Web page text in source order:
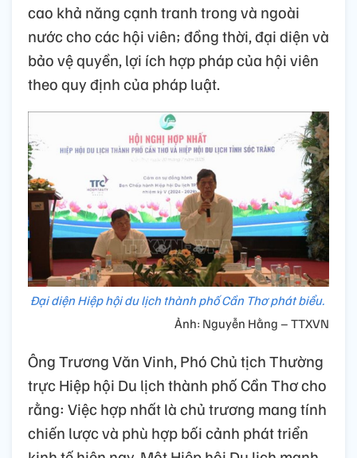
cao khả năng cạnh tranh trong và ngoài
nước cho các hội viên; đồng thời, đại diện và
bảo vệ quyền, lợi ích hợp pháp của hội viên
theo quy định của pháp luật.
Đại diện Hiệp hội du lịch thành phố Cần Thơ phát biểu.
Ảnh: Nguyễn Hằng – TTXVN
Ông Trương Văn Vinh, Phó Chủ tịch Thường
trực Hiệp hội Du lịch thành phố Cần Thơ cho
rằng: Việc hợp nhất là chủ trương mang tính
chiến lược và phù hợp bối cảnh phát triển